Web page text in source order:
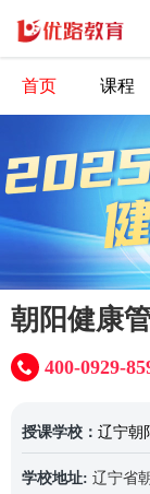
首页 课程
朝阳健康
400-0929-
授课学校： 辽宁朝
学校地址: 辽宁省朝